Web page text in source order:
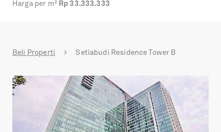
Harga per m² Rp 33.333.333
Beli Properti Setiabudi Residence Tower B
Previous